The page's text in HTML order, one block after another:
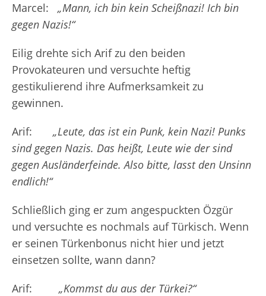
Marcel: „Mann, ich bin kein Scheißnazi! Ich bin
gegen Nazis!“
Eilig drehte sich Arif zu den beiden
Provokateuren und versuchte heftig
gestikulierend ihre Aufmerksamkeit zu
gewinnen.
Arif: „Leute, das ist ein Punk, kein Nazi! Punks
sind gegen Nazis. Das heißt, Leute wie der sind
gegen Ausländerfeinde. Also bitte, lasst den Unsinn
endlich!“
Schließlich ging er zum angespuckten Özgür
und versuchte es nochmals auf Türkisch. Wenn
er seinen Türkenbonus nicht hier und jetzt
einsetzen sollte, wann dann?
Arif: „Kommst du aus der Türkei?“